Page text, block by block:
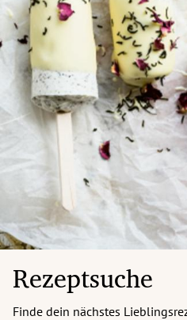
Rezeptsuche
Finde dein nächstes